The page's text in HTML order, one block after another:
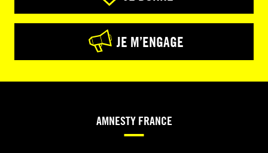
JE M’ENGAGE
AMNESTY FRANCE